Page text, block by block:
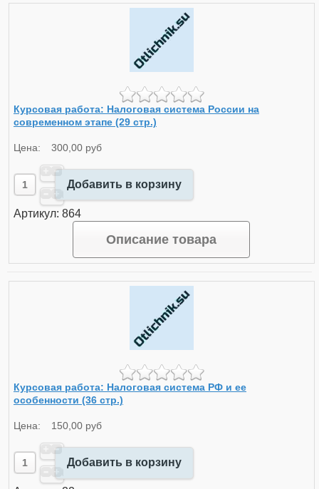
Курсовая работа: Налоговая система России на
современном этапе (29 стр.)
Цена: 300,00 руб
Добавить в корзину
Артикул: 864
Описание товара
Курсовая работа: Налоговая система РФ и ее
особенности (36 стр.)
Цена: 150,00 руб
Добавить в корзину